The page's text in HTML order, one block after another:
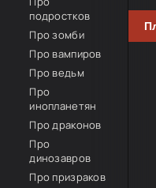
подростков
Про зомби
Про вампиров
Про ведьм
Про
инопланетян
Про драконов
Про
динозавров
Про призраков